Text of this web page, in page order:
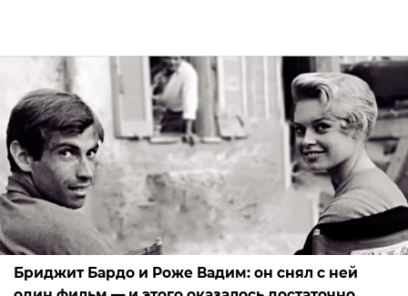
Бриджит Бардо и Роже Вадим: он снял с ней